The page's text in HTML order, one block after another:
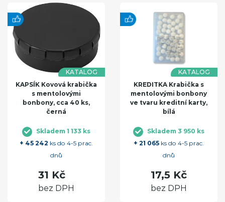
KATALOG
KAPSÍK Kovová krabička
s mentolovými
bonbony, cca 40 ks,
černá
Skladem 1 133 ks
+ 45 242 ks do 4-5 prac.
dnů
31 Kč
bez DPH
KATALOG
KREDITKA Krabička s
mentolovými bonbony
ve tvaru kreditní karty,
bílá
Skladem 3 950 ks
+ 21 065 ks do 4-5 prac.
dnů
17,5 Kč
bez DPH